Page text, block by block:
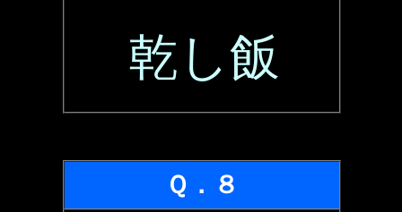
乾し飯
Ｑ．８